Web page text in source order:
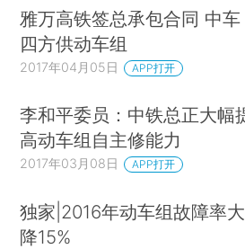
雅万高铁签总承包合同 中车
四方供动车组
2017年04月05日 APP打开
李和平委员：中铁总正大幅
高动车组自主修能力
2017年03月08日 APP打开
独家|2016年动车组故障率大
降15%